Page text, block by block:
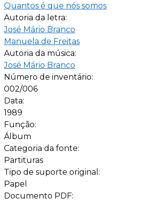
Quantos é que nós somos
Autoria da letra:
José Mário Branco
Manuela de Freitas
Autoria da música:
José Mário Branco
Número de inventário:
002/006
Data:
1989
Função:
Álbum
Categoria da fonte:
Partituras
Tipo de suporte original:
Papel
Documento PDF: